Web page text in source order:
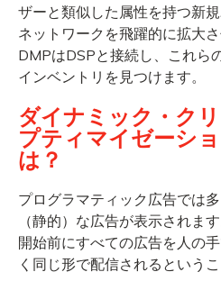
ザーと類似した属性を持つ新
ネットワークを飛躍的に拡大
DMPはDSPと接続し、これら
インベントリを見つけます。
ダイナミック・ク
プティマイゼーシ
は？
プログラマティック広告では
（静的）な広告が表示されま
開始前にすべての広告を人の
く同じ形で配信されるというこ